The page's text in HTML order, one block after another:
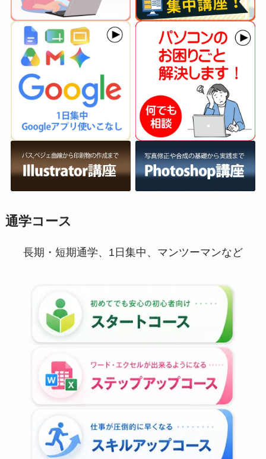
通学コース
長期・短期通学、1日集中、マンツーマンなど